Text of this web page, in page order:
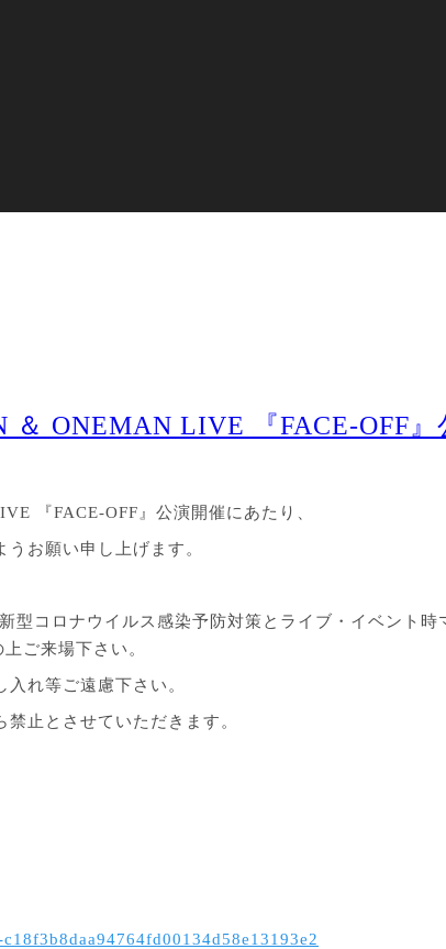
＆ ONEMAN LIVE 『FACE-OFF』
『FACE-OFF 』 公演開催にあたり、
お願い申し上げます。
新型コロナウイルス感染予防対策とライブ・イベント時
ご来場下さい。
れ等ご遠慮下さい。
止とさせていただきます。